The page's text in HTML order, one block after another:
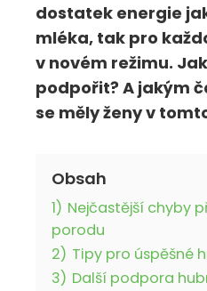
dostatek energie
mléka, tak pro
v novém režimu.
podpořit? A jakým
se měly ženy v
Obsah
1) Nejčastější chyby
porodu
2) Tipy pro úspěšné
3) Další podpora